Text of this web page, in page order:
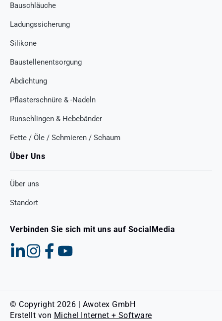
Bauschläuche
Ladungssicherung
Silikone
Baustellenentsorgung
Abdichtung
Pflasterschnüre & -Nadeln
Runschlingen & Hebebänder
Fette / Öle / Schmieren / Schaum
Über Uns
Über uns
Standort
Verbinden Sie sich mit uns auf SocialMedia
© Copyright 2026 | Awotex GmbH
Erstellt von Michel Internet + Software